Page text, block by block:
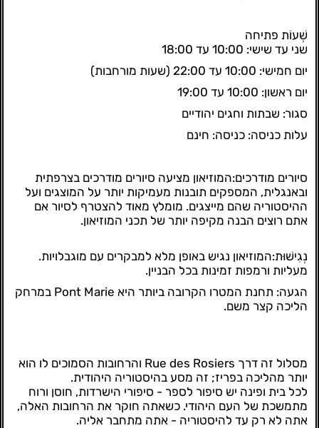
שְׁעוֹת פתיחה
שני עד שישי: 10:00 עד 18:00
יום חמישי: 10:00 עד 22:00 (שעות מורחבות)
יום ראשון: 10:00 עד 19:00
סגור: שבתות וחגים יהודיים
עלות כניסה: כניסה: חינם
סיורים מודרכים:המוזיאון מציעה סיורים מודרכים בצרפתית
ובאנגלית, המספקים תובנות מעמיקות יותר על המוצגים ועל
ההיסטוריה שהם מייצגים. מומלץ מאוד להצטרף לסיור אם
אתם רוצים הבנה מקיפה יותר של תכני המוזיאון.
נְגִישׁוּת:המוזיאון נגיש באופן מלא למבקרים עם מוגבלויות.
מעליות ורמפות זמינות בכל הבניין.
הגעה: תחנת המטרו הקרובה ביותר היא Pont Marie במרחק
הליכה קצר משם.
מסלול זה דרך Rue des Rosiers והרחובות הסמוכים לו הוא
יותר מהליכה בפריז; זה מסע בהיסטוריה היהודית.
לכל בית ופינה יש סיפור לספר - סיפורי הישרדות, חוסן ורוח
מתמשכת של העם היהודי. כשאתה חוקר את הרחובות האלה,
אתה לא רק עד להיסטוריה - אתה מתחבר אליה.